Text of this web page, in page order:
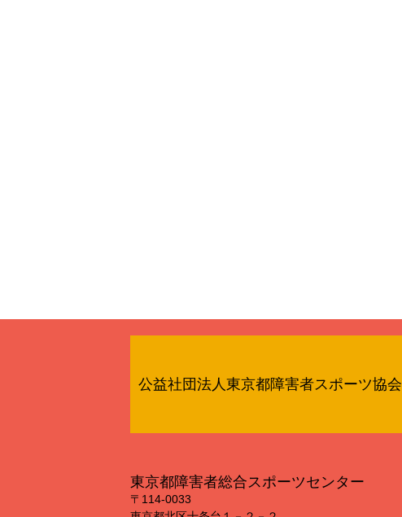
公益社団法人東京都障害者スポーツ協会
東京都障害者総合スポーツセンター
〒114‐0033